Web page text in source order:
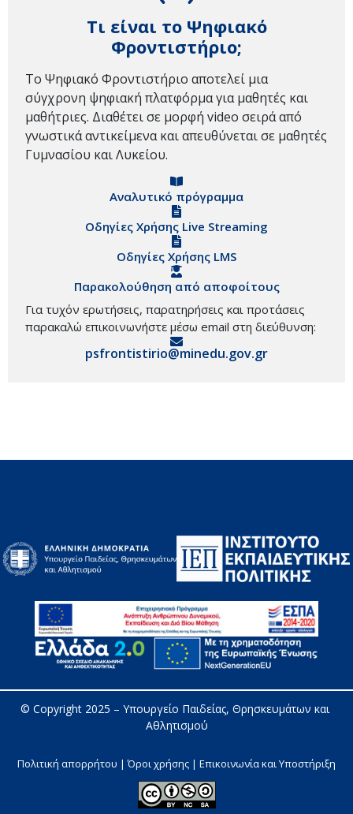
Τι είναι το Ψηφιακό
Φροντιστήριο;
Το Ψηφιακό Φροντιστήριο αποτελεί μια
σύγχρονη ψηφιακή πλατφόρμα για μαθητές και
μαθήτριες. Διαθέτει σε μορφή video σειρά από
γνωστικά αντικείμενα και απευθύνεται σε μαθητές
Γυμνασίου και Λυκείου.
Αναλυτικό πρόγραμμα
Οδηγίες Χρήσης Live Streaming
Οδηγίες Χρήσης LMS
Παρακολούθηση από αποφοίτους
Για τυχόν ερωτήσεις, παρατηρήσεις και προτάσεις
παρακαλώ επικοινωνήστε μέσω email στη διεύθυνση:
psfrontistirio@minedu.gov.gr
© Copyright 2025 – Υπουργείο Παιδείας, Θρησκευμάτων και
Αθλητισμού
Πολιτική απορρήτου | Όροι χρήσης | Επικοινωνία και Υποστήριξη